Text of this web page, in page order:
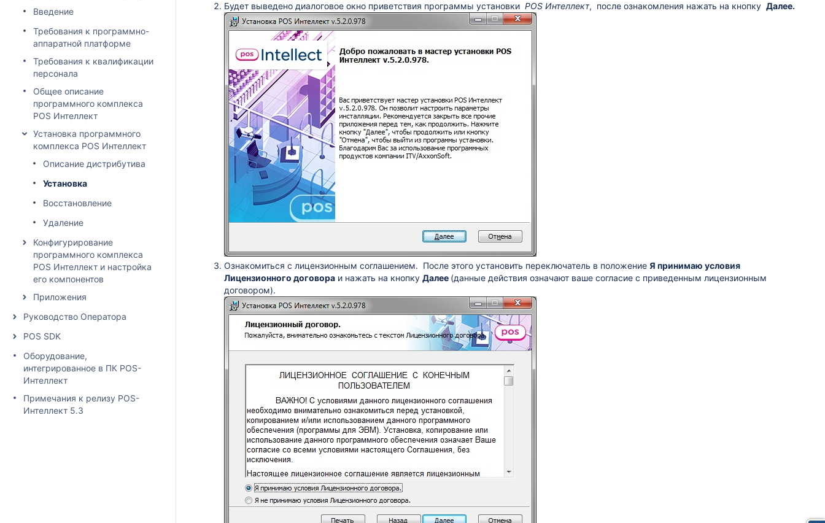
Введение
Требования к программно-
аппаратной платформе
Требования к квалификации
персонала
Общее описание
программного комплекса
POS Интеллект
Установка программного
комплекса POS Интеллект
Описание дистрибутива
Установка
Восстановление
Удаление
Конфигурирование
программного комплекса
POS Интеллект и настройка
его компонентов
Приложения
Руководство Оператора
POS SDK
Оборудование,
интегрированное в ПК POS-
Интеллект
Примечания к релизу POS-
Интеллект 5.3
Будет выведено диалоговое окно приветствия программы установки POS Интеллект, после ознакомления нажать на кнопку Далее.
Ознакомиться с лицензионным соглашением. После этого установить переключатель в положение Я принимаю условия
Лицензионного договора и нажать на кнопку Далее (данные действия означают ваше согласие с приведенным лицензионным
договором).